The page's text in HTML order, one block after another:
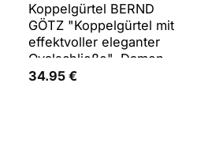
Koppelgürtel BERND
GÖTZ "Koppelgürtel mit
effektvoller eleganter
Ovalschließe", Damen,
Gr. 100, beige (sand),
34.95 €